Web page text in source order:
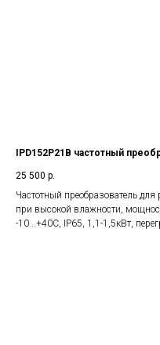
IPD152P21B частотный
25 500 р.
Частотный преобразователь
при высокой влажности,
-10...+40С, IP65, 1,1-1,5кВт,